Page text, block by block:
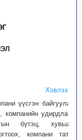
Хэвлэх
үүсгэн байгуулах,
компанийн удирдлага,
бүтэц, хувьцаа
компани татан